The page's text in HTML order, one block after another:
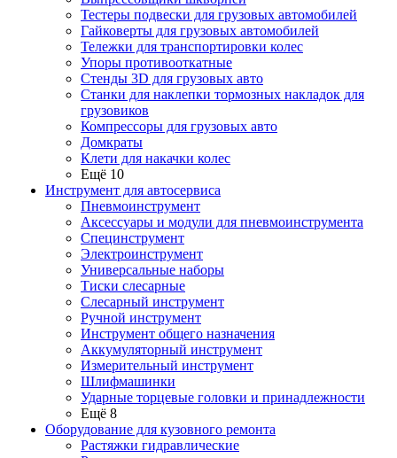
Тестеры подвески для грузовых автомобилей
Гайковерты для грузовых автомобилей
Тележки для транспортировки колес
Упоры противооткатные
Стенды 3D для грузовых авто
Станки для наклепки тормозных накладок для
грузовиков
Компрессоры для грузовых авто
Домкраты
Клети для накачки колес
Ещё 10
Инструмент для автосервиса
Пневмоинструмент
Аксессуары и модули для пневмоинструмента
Специнструмент
Электроинструмент
Универсальные наборы
Тиски слесарные
Слесарный инструмент
Ручной инструмент
Инструмент общего назначения
Аккумуляторный инструмент
Измерительный инструмент
Шлифмашинки
Ударные торцевые головки и принадлежности
Ещё 8
Оборудование для кузовного ремонта
Растяжки гидравлические